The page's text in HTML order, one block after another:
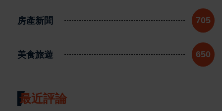
房產新聞 705
美食旅遊 650
最近評論